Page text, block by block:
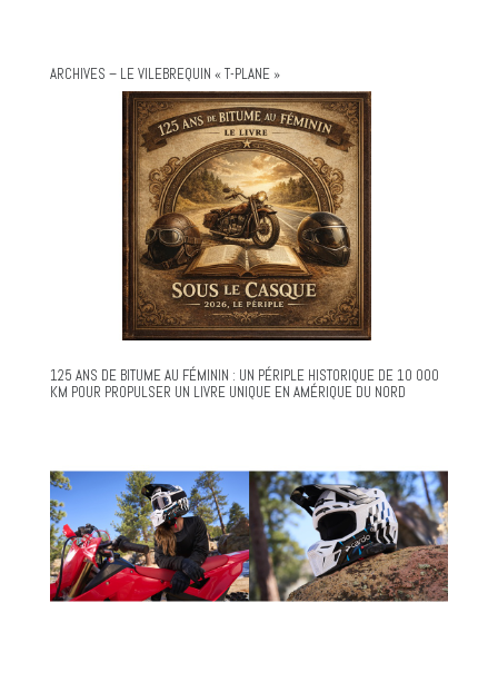
ARCHIVES – LE VILEBREQUIN « T-PLANE »
125 ANS DE BITUME AU FÉMININ : UN PÉRIPLE HISTORIQUE DE 10 000
KM POUR PROPULSER UN LIVRE UNIQUE EN AMÉRIQUE DU NORD